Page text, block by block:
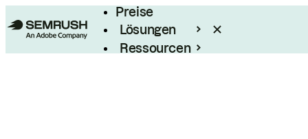
Preise
Lösungen
Ressourcen